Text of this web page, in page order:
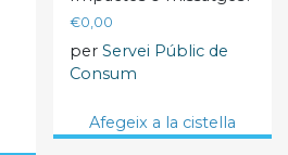
€0,00
perServei Públic de
Consum
Afegeix a la cistella